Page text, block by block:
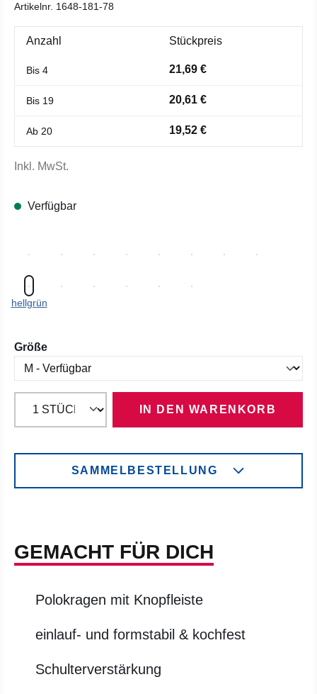
Artikelnr. 1648-181-78
Anzahl Stückpreis
Bis 4 21,69 €
Bis 19 20,61 €
Ab 20 19,52 €
Inkl. MwSt.
Verfügbar
hellgrün
Größeauswählen
IN DEN WARENKORB
SAMMELBESTELLUNG
GEMACHT FÜR DICH
Polokragen mit Knopfleiste
einlauf- und formstabil & kochfest
Schulterverstärkung